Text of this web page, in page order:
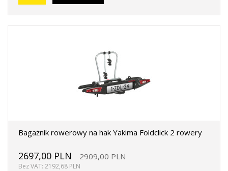
Bagażnik rowerowy na hak Yakima Foldclick 2 rowery
2697,00 PLN 2909,00 PLN
Bez VAT: 2192,68 PLN